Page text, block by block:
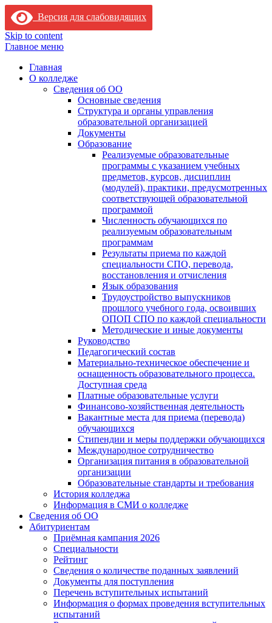
Версия для слабовидящих
Skip to content
Главное меню
Главная
О колледже
Сведения об ОО
Основные сведения
Структура и органы управления
образовательной организацией
Документы
Образование
Реализуемые образовательные
программы с указанием учебных
предметов, курсов, дисциплин
(модулей), практики, предусмотренных
соответствующей образовательной
программой
Численность обучающихся по
реализуемым образовательным
программам
Результаты приема по каждой
специальности СПО, перевода,
восстановления и отчисления
Язык образования
Трудоустройство выпускников
прошлого учебного года, освоивших
ОПОП СПО по каждой специальности
Методические и иные документы
Руководство
Педагогический состав
Материально-техническое обеспечение и
оснащенность образовательного процесса.
Доступная среда
Платные образовательные услуги
Финансово-хозяйственная деятельность
Вакантные места для приема (перевода)
обучающихся
Стипендии и меры поддержки обучающихся
Международное сотрудничество
Организация питания в образовательной
организации
Образовательные стандарты и требования
История колледжа
Информация в СМИ о колледже
Сведения об ОО
Абитуриентам
Приёмная кампания 2026
Специальности
Рейтинг
Сведения о количестве поданных заявлений
Документы для поступления
Перечень вступительных испытаний
Информация о формах проведения вступительных
испытаний